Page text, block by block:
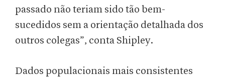
passado não teriam sido tão bem-
sucedidos sem a orientação detalhada dos
outros colegas”, conta Shipley.
Dados populacionais mais consistentes